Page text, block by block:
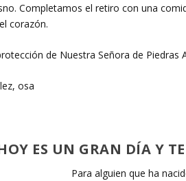
Completamos el retiro con una
corazón.
de Nuestra Señora de Piedras
osa
ES UN GRAN DÍA Y
Para alguien que ha